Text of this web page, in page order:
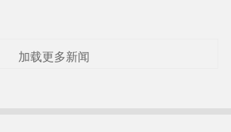
加载更多新闻